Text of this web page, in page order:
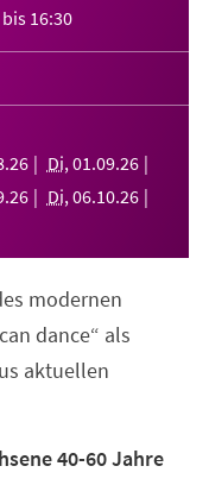
bis 16:30
.26 Di, 01 .09.26
.26 Di, 06.10.26
modernen
dance“ als
aktuellen
40-60 Jahre